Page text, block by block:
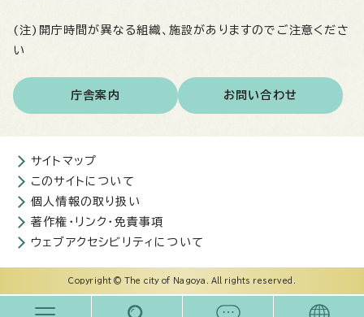
(注)開庁時間が異なる組織、施設がありますのでご注意くださ
い
庁舎案内 お問い合わせ
サイトマップ
このサイトについて
個人情報の取り扱い
著作権・リンク・免責事項
ウェブアクセシビリティについて
Copyright © The city of Nagoya. All rights reserved.